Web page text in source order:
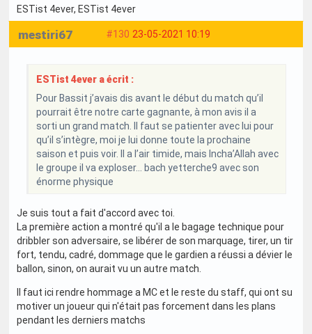
ESTist 4ever, ESTist 4ever
#130 23-05-2021 10:19
mestiri67
ESTist 4ever a écrit :
Pour Bassit j’avais dis avant le début du match qu’il
pourrait être notre carte gagnante, à mon avis il a
sorti un grand match. Il faut se patienter avec lui pour
qu’il s’intègre, moi je lui donne toute la prochaine
saison et puis voir. Il a l’air timide, mais Incha’Allah avec
le groupe il va exploser... bach yetterche9 avec son
énorme physique
Je suis tout a fait d'accord avec toi.
La première action a montré qu'il a le bagage technique pour
dribbler son adversaire, se libérer de son marquage, tirer, un tir
fort, tendu, cadré, dommage que le gardien a réussi a dévier le
ballon, sinon, on aurait vu un autre match.
Il faut ici rendre hommage a MC et le reste du staff, qui ont su
motiver un joueur qui n'était pas forcement dans les plans
pendant les derniers matchs